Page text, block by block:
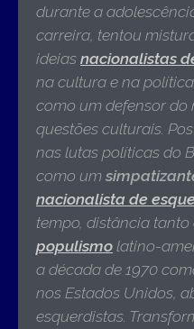
durante a
carreira, tentou
ideias nacionalistas
na cultura e na
como um defensor do
questões culturais.
nas lutas políticas do
como um
nacionalista de
tempo, distância
populismo latino-
a década de 1970
nos Estados Unidos,
esquerdistas.